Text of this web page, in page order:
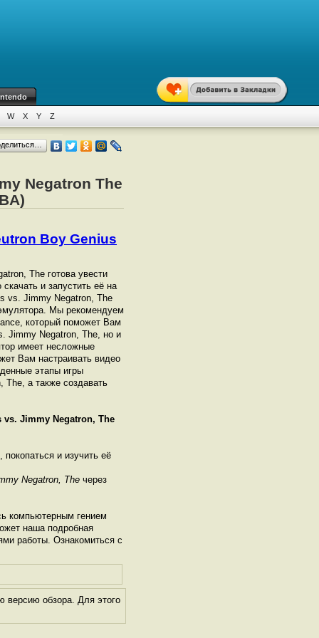
W X Y Z
Negatron The
Boy Genius
The готова увести
и запустить её на
vs. Jimmy Negatron, The
Мы рекомендуем
который поможет Вам
Jimmy Negatron, The, но и
имеет несложные
Вам настраивать видео
этапы игры
а также создавать
Jimmy Negatron, The
и изучить её
Negatron, The через
компьютерным гением
наша подробная
работы. Ознакомиться с
версию обзора. Для этого